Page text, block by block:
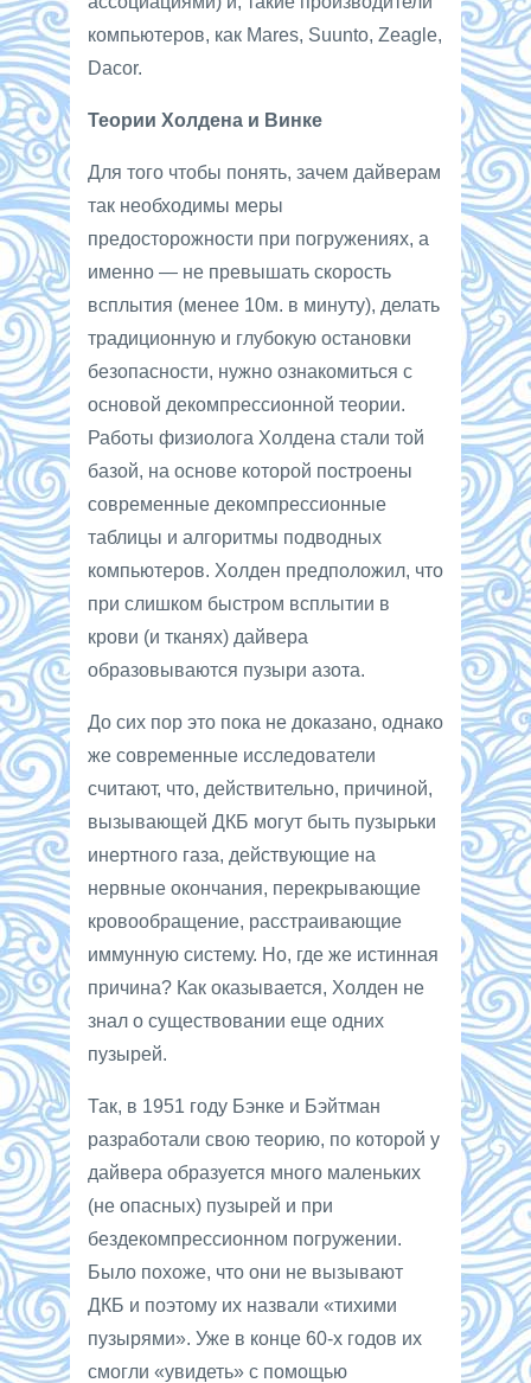
компьютеров, как Mares, Suunto, Zeagle,
Dacor.
Теории Холдена и Винке
Для того чтобы понять, зачем дайверам
так необходимы меры
предосторожности при погружениях, а
именно — не превышать скорость
всплытия (менее 10м. в минуту), делать
традиционную и глубокую остановки
безопасности, нужно ознакомиться с
основой декомпрессионной теории.
Работы физиолога Холдена стали той
базой, на основе которой построены
современные декомпрессионные
таблицы и алгоритмы подводных
компьютеров. Холден предположил, что
при слишком быстром всплытии в
крови (и тканях) дайвера
образовываются пузыри азота.
До сих пор это пока не доказано, однако
же современные исследователи
считают, что, действительно, причиной,
вызывающей ДКБ могут быть пузырьки
инертного газа, действующие на
нервные окончания, перекрывающие
кровообращение, расстраивающие
иммунную систему. Но, где же истинная
причина? Как оказывается, Холден не
знал о существовании еще одних
пузырей.
Так, в 1951 году Бэнке и Бэйтман
разработали свою теорию, по которой у
дайвера образуется много маленьких
(не опасных) пузырей и при
бездекомпрессионном погружении.
Было похоже, что они не вызывают
ДКБ и поэтому их назвали «тихими
пузырями». Уже в конце 60-х годов их
смогли «увидеть» с помощью